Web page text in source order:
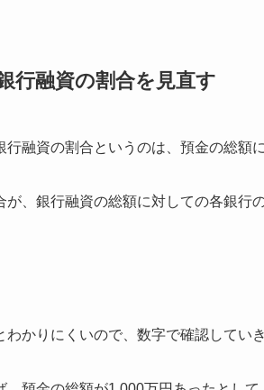
行融資の割合を見直す
行融資の割合というのは、預金の総額
が、銀行融資の総額に対しての各銀行
わかりにくいので、数字で確認していき